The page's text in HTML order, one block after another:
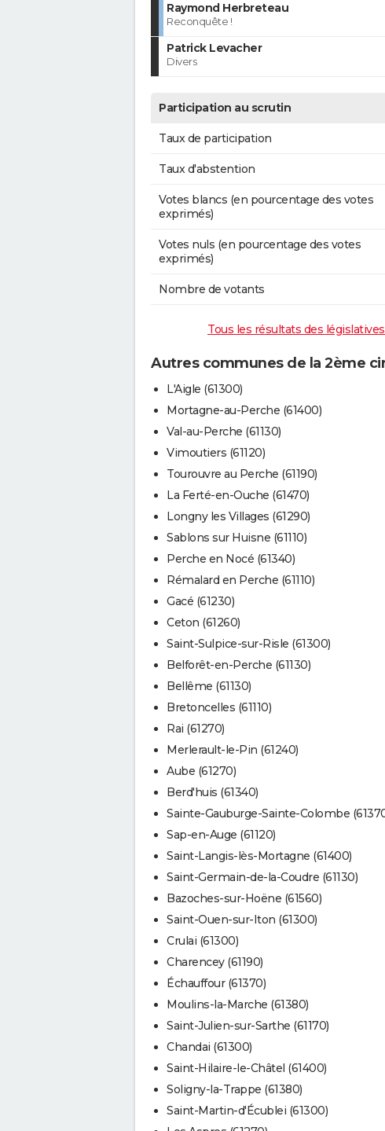
Raymond Herbreteau
Reconquête !
Patrick Levacher
Divers
Participation au scrutin
Taux de participation
Taux d'abstention
Votes blancs (en pourcentage des votes
exprimés)
Votes nuls (en pourcentage des votes
exprimés)
Nombre de votants
Tous les résultats des
Autres communes de la 2ème
L'Aigle (61300)
Mortagne-au-Perche (61400)
Val-au-Perche (61130)
Vimoutiers (61120)
Tourouvre au Perche (61190)
La Ferté-en-Ouche (61470)
Longny les Villages (61290)
Sablons sur Huisne (61110)
Perche en Nocé (61340)
Rémalard en Perche (61110)
Gacé (61230)
Ceton (61260)
Saint-Sulpice-sur-Risle (61300)
Belforêt-en-Perche (61130)
Bellême (61130)
Bretoncelles (61110)
Rai (61270)
Merlerault-le-Pin (61240)
Aube (61270)
Berd'huis (61340)
Sainte-Gauburge-Sainte-Colombe
Sap-en-Auge (61120)
Saint-Langis-lès-Mortagne (61400)
Saint-Germain-de-la-Coudre (61130)
Bazoches-sur-Hoëne (61560)
Saint-Ouen-sur-Iton (61300)
Crulai (61300)
Charencey (61190)
Échauffour (61370)
Moulins-la-Marche (61380)
Saint-Julien-sur-Sarthe (61170)
Chandai (61300)
Saint-Hilaire-le-Châtel (61400)
Soligny-la-Trappe (61380)
Saint-Martin-d'Écublei (61300)